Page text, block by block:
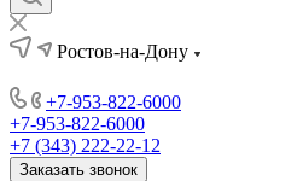
Ростов-на-Дону
+7-953-822-6000
+7-953-822-6000
+7 (343) 222-22-12
Заказать звонок